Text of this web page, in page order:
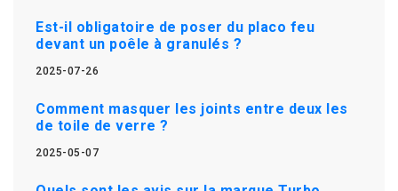
Est-il obligatoire de poser du placo feu
devant un poêle à granulés ?
2025-07-26
Comment masquer les joints entre deux les
de toile de verre ?
2025-05-07